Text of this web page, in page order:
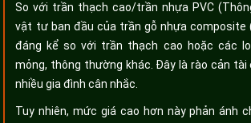
So với trần thạch cao/trần nhựa PVC
vật tư ban đầu của trần gỗ nhựa composite
đáng kể so với trần thạch cao hoặc các
mỏng, thông thường khác. Đây là rào cản tài
nhiều gia đình cân nhắc.
Tuy nhiên, mức giá cao hơn này phản ánh